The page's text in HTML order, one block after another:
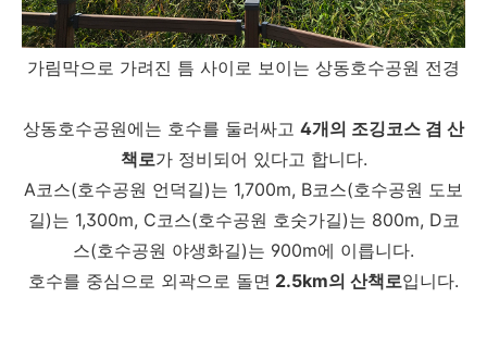
가림막으로 가려진 틈 사이로 보이는 상동호수공원 전경
상동호수공원에는 호수를 둘러싸고 4개의 조깅코스 겸 산
책로가 정비되어 있다고 합니다.
A코스(호수공원 언덕길)는 1,700m, B코스(호수공원 도보
길)는 1,300m, C코스(호수공원 호숫가길)는 800m, D코
스(호수공원 야생화길)는 900m에 이릅니다.
호수를 중심으로 외곽으로 돌면 2.5km의 산책로입니다.